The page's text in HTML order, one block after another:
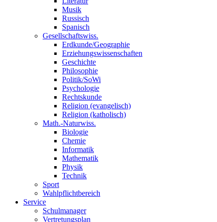
Musik
Russisch
Spanisch
Gesellschaftswiss.
Erdkunde/Geographie
Erziehungswissenschaften
Geschichte
Philosophie
Politik/SoWi
Psychologie
Rechtskunde
Religion (evangelisch)
Religion (katholisch)
Math.-Naturwiss.
Biologie
Chemie
Informatik
Mathematik
Physik
Technik
Sport
Wahlpflichtbereich
Service
Schulmanager
Vertretungsplan